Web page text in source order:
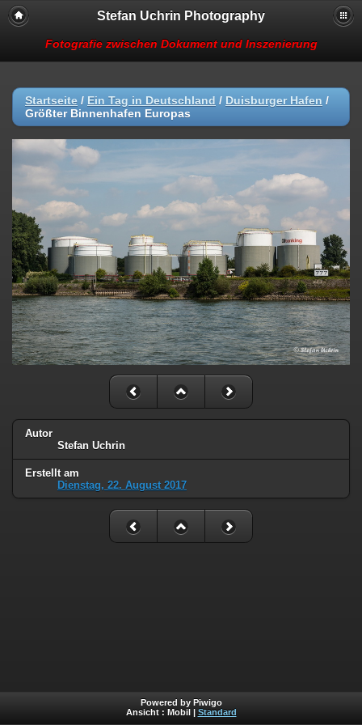
Stefan Uchrin Photography
Fotografie zwischen Dokument und Inszenierung
Startseite / Ein Tag in Deutschland / Duisburger Hafen /
Größter Binnenhafen Europas
Autor
Stefan Uchrin
Erstellt am
Dienstag, 22. August 2017
Powered by Piwigo
Ansicht : Mobil Standard